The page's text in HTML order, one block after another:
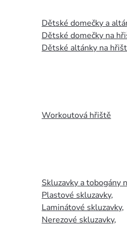
Dětské domečky a
Dětské domečky na
Dětské altánky na
Workoutová hřiště
Skluzavky a tobogány
Plastové skluzavky,
Laminátové skluzavky,
Nerezové skluzavky,